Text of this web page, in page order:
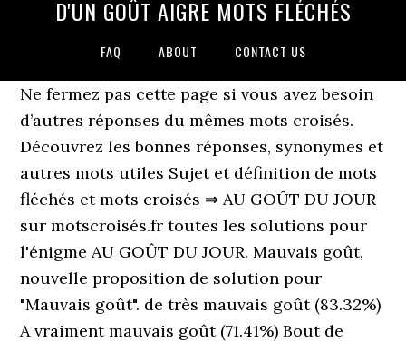
D'UN GOÛT AIGRE MOTS FLÉCHÉS
FAQ ABOUT CONTACT US
Ne fermez pas cette page si vous avez besoin
d’autres réponses du mêmes mots croisés.
Découvrez les bonnes réponses, synonymes et
autres mots utiles Sujet et définition de mots
fléchés et mots croisés ⇒ AU GOÛT DU JOUR
sur motscroisés.fr toutes les solutions pour
l'énigme AU GOÛT DU JOUR. Mauvais goût,
nouvelle proposition de solution pour
"Mauvais goût". de très mauvais goût (83.32%)
A vraiment mauvais goût (71.41%) Bout de